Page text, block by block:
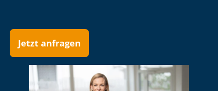
Jetzt anfragen